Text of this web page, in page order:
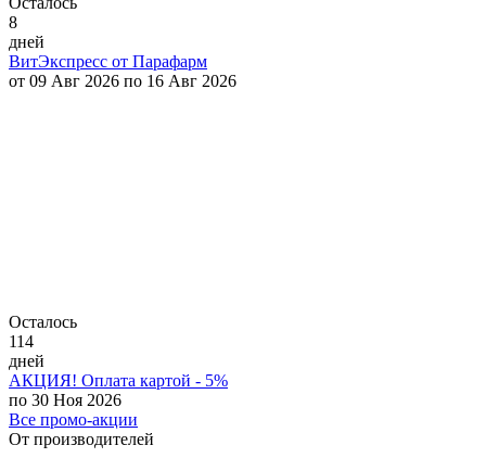
8
дней
ВитЭкспресс от Парафарм
от 09 Авг 2026 по 16 Авг 2026
Осталось
114
дней
АКЦИЯ! Оплата картой - 5%
по 30 Ноя 2026
Все промо-акции
От производителей